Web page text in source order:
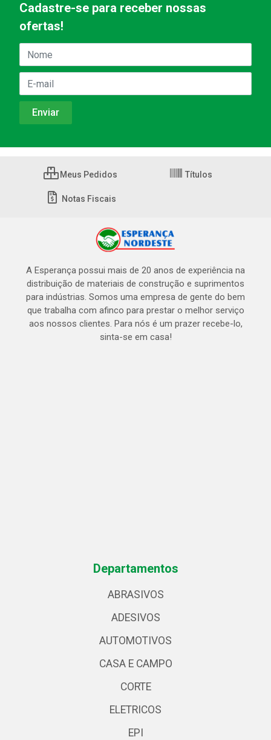
Cadastre-se para receber nossas
ofertas!
Meus Pedidos Títulos
Notas Fiscais
A Esperança possui mais de 20 anos de experiência na
distribuição de materiais de construção e suprimentos
para indústrias. Somos uma empresa de gente do bem
que trabalha com afinco para prestar o melhor serviço
aos nossos clientes. Para nós é um prazer recebe-lo,
sinta-se em casa!
Departamentos
ABRASIVOS
ADESIVOS
AUTOMOTIVOS
CASA E CAMPO
CORTE
ELETRICOS
EPI